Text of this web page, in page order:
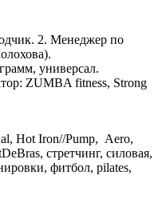
2. Менеджер по
универсал.
ZUMBA fitness, Strong
Hot Iron//Pump, Aero,
стретчинг, силовая,
фитбол, pilates,